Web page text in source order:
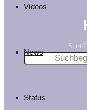
Videos
News
Status
Start/